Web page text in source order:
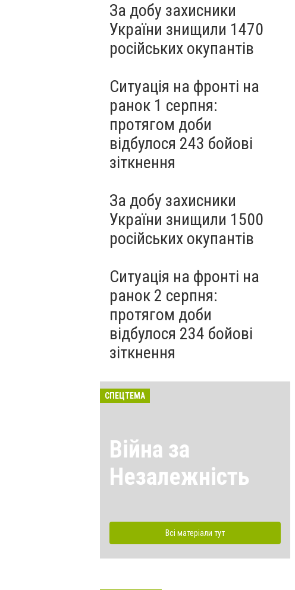
За добу захисники
України знищили 1470
російських окупантів
Ситуація на фронті на
ранок 1 серпня:
протягом доби
відбулося 243 бойові
зіткнення
За добу захисники
України знищили 1500
російських окупантів
Ситуація на фронті на
ранок 2 серпня:
протягом доби
відбулося 234 бойові
зіткнення
СПЕЦТЕМА
Війна за
Незалежність
Всі матеріали тут